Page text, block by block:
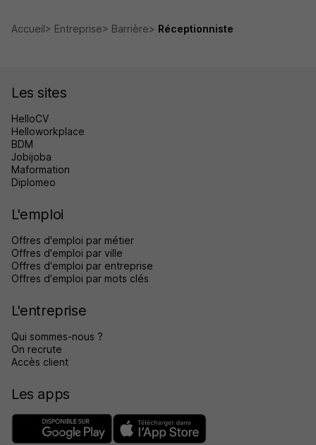
Accueil Entreprise Barrière Réceptionniste
Les sites
HelloCV
Helloworkplace
BDM
Jobijoba
Maformation
Diplomeo
L'emploi
Offres d'emploi par métier
Offres d'emploi par ville
Offres d'emploi par entreprise
Offres d'emploi par mots clés
L'entreprise
Qui sommes-nous ?
On recrute
Accès client
Les apps